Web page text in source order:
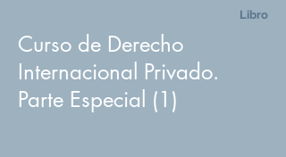
Curso de Derecho
Internacional Privado.
Parte Especial (1)
Libro